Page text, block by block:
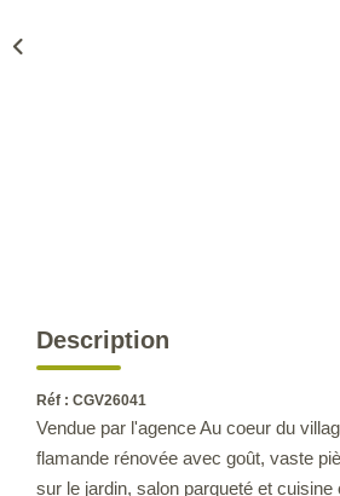
Description
Réf : CGV26041
Vendue par l'agence Au coeur du
flamande rénovée avec goût, vaste
sur le jardin, salon parqueté et cuisine